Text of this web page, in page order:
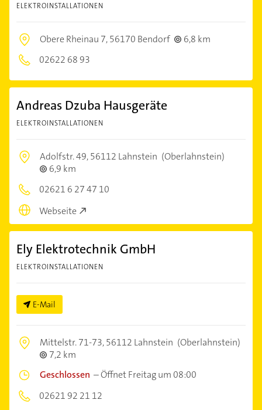
ELEKTROINSTALLATIONEN
Obere Rheinau 7,56170 Bendorf
6,8 km
02622 68 93
Andreas Dzuba Hausgeräte
ELEKTROINSTALLATIONEN
Adolfstr. 49,56112 Lahnstein (Oberlahnstein)
6,9 km
02621 6 27 47 10
Webseite
Ely Elektrotechnik GmbH
ELEKTROINSTALLATIONEN
E-Mail
Mittelstr. 71-73,56112 Lahnstein (Oberlahnstein)
7,2 km
Geschlossen –Öffnet Freitag um 08:00
02621 92 21 12